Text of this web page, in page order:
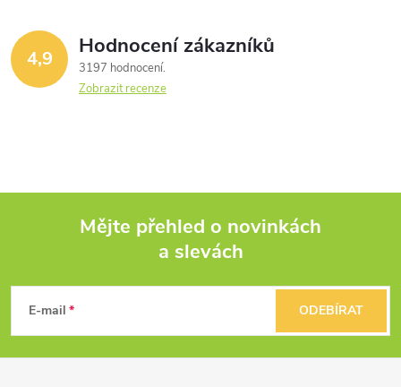
4,9 Hodnocení zákazníků
3197 hodnocení
Zobrazit recenze
p
Mějte přehled o novinkách
a slevách
E-mail ODEBÍRAT